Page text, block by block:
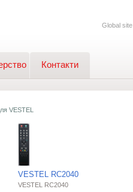
Global site
Контакти
VESTEL
VESTEL RC2040
VESTEL RC2040